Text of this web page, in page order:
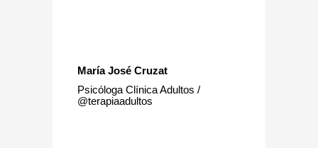
María José Cruzat
Psicóloga Clínica Adultos /
@terapiaadultos